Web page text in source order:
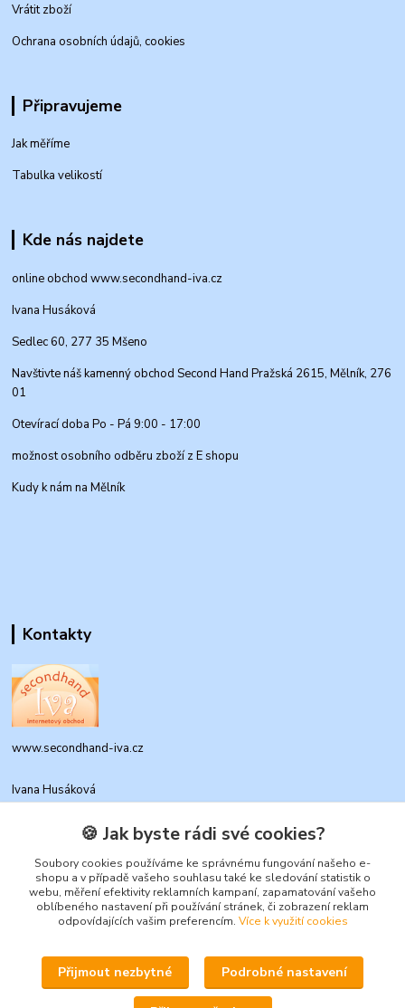
Vrátit zboží
Ochrana osobních údajů, cookies
Připravujeme
Jak měříme
Tabulka velikostí
Kde nás najdete
online obchod www.secondhand-iva.cz
Ivana Husáková
Sedlec 60, 277 35 Mšeno
Navštivte náš kamenný obchod Second Hand Pražská 2615, Mělník, 276
01
Otevírací doba Po - Pá 9:00 - 17:00
možnost osobního odběru zboží z E shopu
Kudy k nám na Mělník
Kontakty
www.secondhand-iva.cz
Ivana Husáková
+420 315 695 684
(Po-Pá, 9-17 hod.)
info@secondhand-iva.cz
Upravit sběr cookies.
🍪 Jak byste rádi své cookies?
Soubory cookies používáme ke správnému fungování našeho e-
shopu a v případě vašeho souhlasu také ke sledování statistik o
webu, měření efektivity reklamních kampaní, zapamatování vašeho
oblíbeného nastavení při používání stránek, či zobrazení reklam
odpovídajících vašim preferencím. Více k využití cookies
Přijmout nezbytné Podrobné nastavení